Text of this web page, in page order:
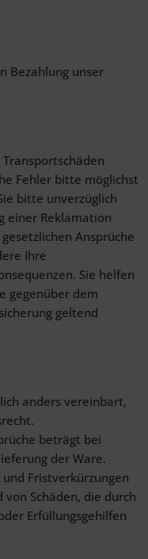
Bezahlung unser
Fehler bitte möglichst
bitte unverzüglich
einer Reklamation
Ansprüche
Ihre
Sie helfen
gegenüber dem
geltend
anders vereinbart,
beträgt bei
der Ware.
Fristverkürzungen
Schäden, die durch
Erfüllungsgehilfen